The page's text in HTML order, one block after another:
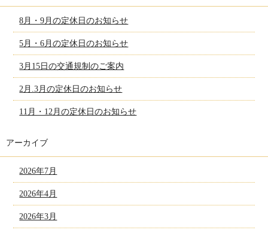
8月・9月の定休日のお知らせ
5月・6月の定休日のお知らせ
3月15日の交通規制のご案内
2月.3月の定休日のお知らせ
11月・12月の定休日のお知らせ
アーカイブ
2026年7月
2026年4月
2026年3月